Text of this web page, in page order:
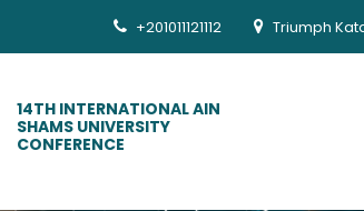
+201011121112 Triumph
14TH INTERNATIONAL AIN
SHAMS UNIVERSITY
CONFERENCE